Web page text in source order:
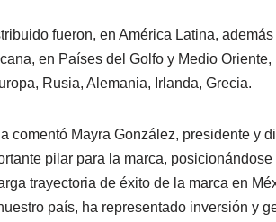
fueron, en América Latina,
en Países del Golfo y Medio
Rusia, Alemania, Irlanda, Grecia.
comentó Mayra González, presidente y
pilar para la marca,
trayectoria de éxito de la marca en
país, ha representado inversión y